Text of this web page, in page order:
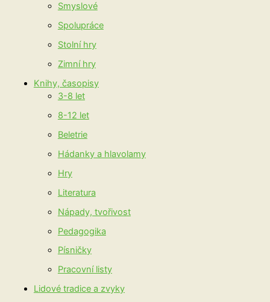
Smyslové
Spolupráce
Stolní hry
Zimní hry
Knihy, časopisy
3-8 let
8-12 let
Beletrie
Hádanky a hlavolamy
Hry
Literatura
Nápady, tvořivost
Pedagogika
Písničky
Pracovní listy
Lidové tradice a zvyky